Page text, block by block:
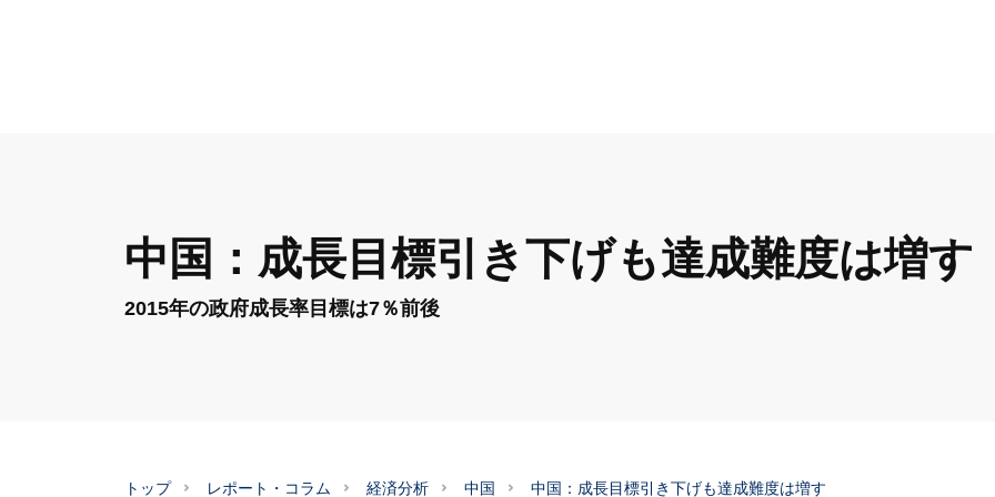
中国：成長目標引き下げも達成難度は増す
2015年の政府成長率目標は7％前後
トップ レポート・コラム 経済分析 中国 中国：成長目標引き下げも達成難度は増す